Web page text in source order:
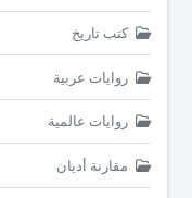
كتب تاريخ
روايات عربية
روايات عالمية
مقارنة أديان